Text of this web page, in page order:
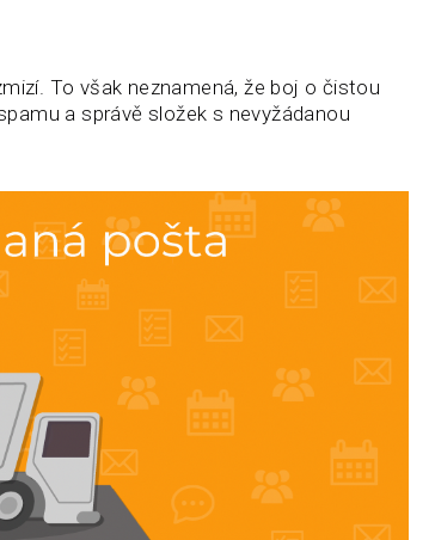
funkci
To však neznamená, že boj o čistou
a správě složek s nevyžádanou